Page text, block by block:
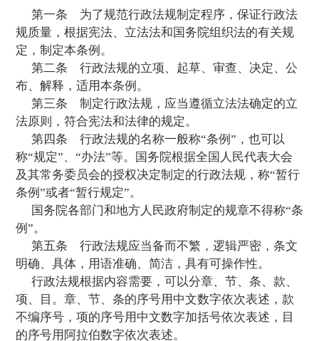
(2001年11月16日中华人民共和国国务
号公布自2002年1月1日起施行
第一章 总 则
第一条为了规范行政法规制定程序，保
规质量，根据宪法、立法法和国务院组织法
定，制定本条例。
第二条行政法规的立项、起草、审查、
布、解释，适用本条例。
第三条 制定行政法规，应当遵循立法法
法原则，符合宪法和法律的规定。
第四条行政法规的名称一般称“条例”，
称“规定”、“办法”等。国务院根据全国人民